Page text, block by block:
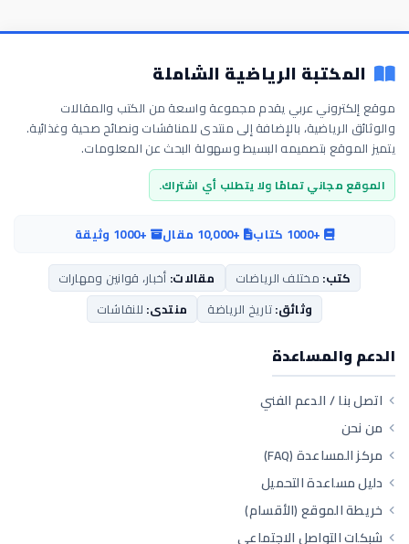
المكتبة الرياضية الشاملة
موقع إلكتروني عربي يقدم مجموعة واسعة من الكتب والمقالات
والوثائق الرياضية، بالإضافة إلى منتدى للمناقشات ونصائح صحية وغذائية.
يتميز الموقع بتصميمه البسيط وسهولة البحث عن المعلومات.
الموقع مجاني تمامًا ولا يتطلب أي اشتراك.
+1000 كتاب +10,000 مقال
+1000 وثيقة
كتب: مختلف الرياضات مقالات: أخبار، قوانين ومهارات
وثائق:تاريخ الرياضة منتدى: للنقاشات
الدعم والمساعدة
اتصل بنا / الدعم الفني
من نحن
مركز المساعدة (FAQ)
دليل مساعدة التحميل
خريطة الموقع (الأقسام)
شبكات التواصل الاجتماعي